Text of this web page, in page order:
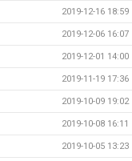
2019-12-16 18:59
2019-12-06 16:07
2019-12-01 14:00
2019-11-19 17:36
2019-10-09 19:02
2019-10-08 16:11
2019-10-05 13:23